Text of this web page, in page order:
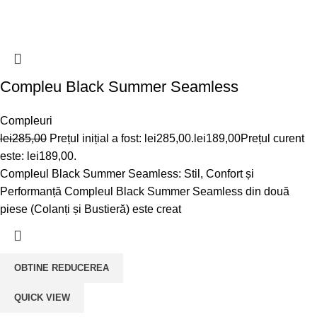
Compleu Black Summer Seamless
Compleuri
lei285,00 Prețul inițial a fost: lei285,00. lei189,00Prețul curent
este: lei189,00.
Compleul Black Summer Seamless: Stil, Confort și
Performanță Compleul Black Summer Seamless din două
piese (Colanți și Bustieră) este creat
OBTINE REDUCEREA
QUICK VIEW